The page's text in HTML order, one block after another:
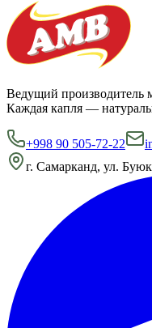
Ведущий производитель
Каждая капля —
+998 90 505-72-22
г. Самарканд, ул.